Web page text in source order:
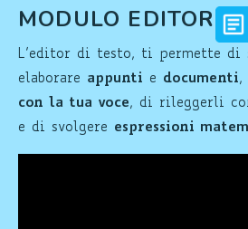
MODULO EDITOR
L’editor di testo, ti permette di
elaborare appunti e documenti,
con la tua voce, di rileggerli
e di svolgere espressioni